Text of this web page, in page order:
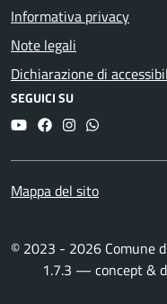
Informativa privacy
Note legali
Dichiarazione di
SEGUICI SU
YouTubeFacebookInstagram
Whatsapp
Mappa del sito
© 2023 - 2026 Comune
1.7.3 — concept &